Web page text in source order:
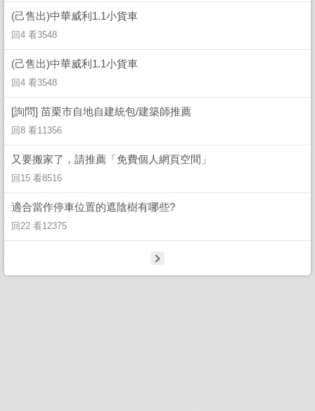
(己售出)中華威利1.1小貨車
回4 看3548
(己售出)中華威利1.1小貨車
回4 看3548
[詢問] 苗栗市自地自建統包/建築師推薦
回8 看11356
又要搬家了，請推薦「免費個人網頁空間」
回15 看8516
適合當作停車位置的遮陰樹有哪些?
回22 看12375